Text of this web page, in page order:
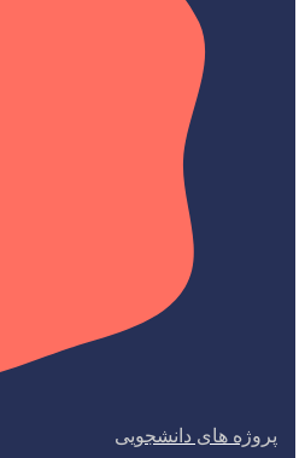
پروژه های دانشجویی